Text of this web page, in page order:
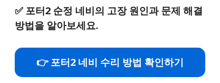
✅ 포터2 순정 네비의 고장 원인과 문제 해결
방법을 알아보세요.
👉 포터2 네비 수리 방법 확인하기